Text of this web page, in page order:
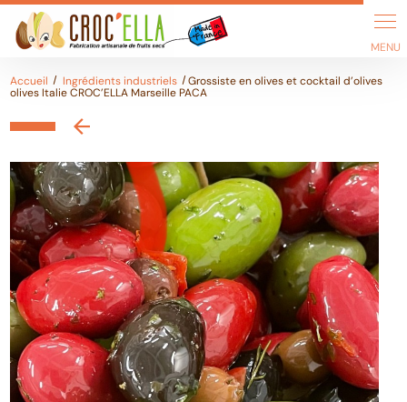
Accueil Ingrédients industriels
Grossiste en olives et cocktail d’olives
olives Italie CROC’ELLA Marseille PACA
Panneau de gestion des cookies